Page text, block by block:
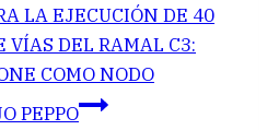
LA EJECUCIÓN DE 40
VÍAS DEL RAMAL C3:
COMO NODO
PEPPO